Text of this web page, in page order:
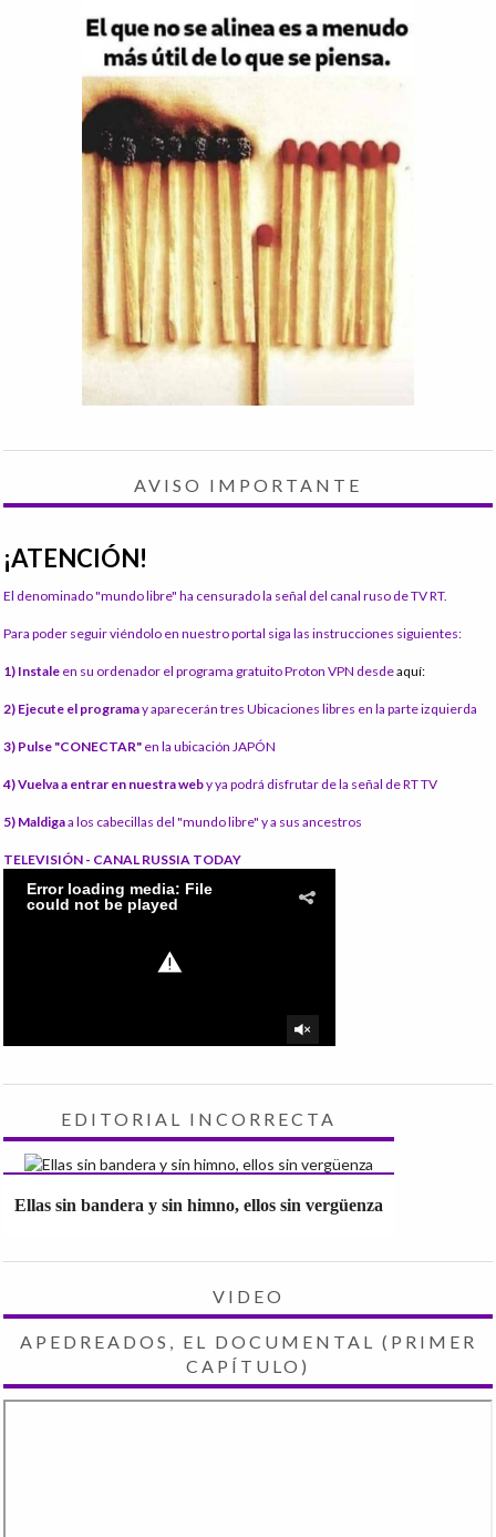
AVISO IMPORTANTE
¡ATENCIÓN!
El denominado "mundo libre" ha censurado la señal del canal ruso de TV RT.
Para poder seguir viéndolo en nuestro portal siga las instrucciones siguientes:
1) Instale en su ordenador el programa gratuito Proton VPN desdeaquí:
2) Ejecute el programay aparecerán tres Ubicaciones libres en la parte izquierda
3) Pulse "CONECTAR" en la ubicación JAPÓN
4) Vuelva a entrar en nuestra weby ya podrá disfrutar de la señal de RT TV
5) Maldigaa los cabecillas del "mundo libre" y a sus ancestros
TELEVISIÓN - CANAL RUSSIA TODAY
EDITORIAL INCORRECTA
Ellas sin bandera y sin himno, ellos sin vergüenza
VIDEO
APEDREADOS, EL DOCUMENTAL (PRIMER
CAPÍTULO)